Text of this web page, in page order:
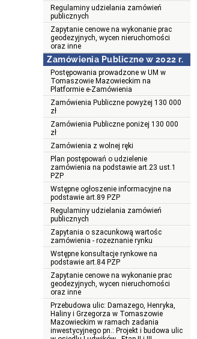
Regulaminy udzielania zamówień
publicznych
Zapytanie cenowe na wykonanie prac
geodezyjnych, wycen nieruchomości
oraz inne
Zamówienia Publiczne w 2022 r.
Postępowania prowadzone w UM w
Tomaszowie Mazowieckim na
Platformie e-Zamówienia
Zamówienia Publiczne powyżej 130 000
zł
Zamówienia Publiczne poniżej 130 000
zł
Zamówienia z wolnej ręki
Plan postępowań o udzielenie
zamówienia na podstawie art.23 ust.1
PZP
Wstępne ogłoszenie informacyjne na
podstawie art.89 PZP
Regulaminy udzielania zamówień
publicznych
Zapytania o szacunkową wartośc
zamówienia - rozeznanie rynku
Wstępne konsultacje rynkowe na
podstawie art.84 PZP
Zapytanie cenowe na wykonanie prac
geodezyjnych, wycen nieruchomości
oraz inne
Przebudowa ulic: Damazego, Henryka,
Haliny i Grzegorza w Tomaszowie
Mazowieckim w ramach zadania
inwestycyjnego pn.: Projekt i budowa ulic